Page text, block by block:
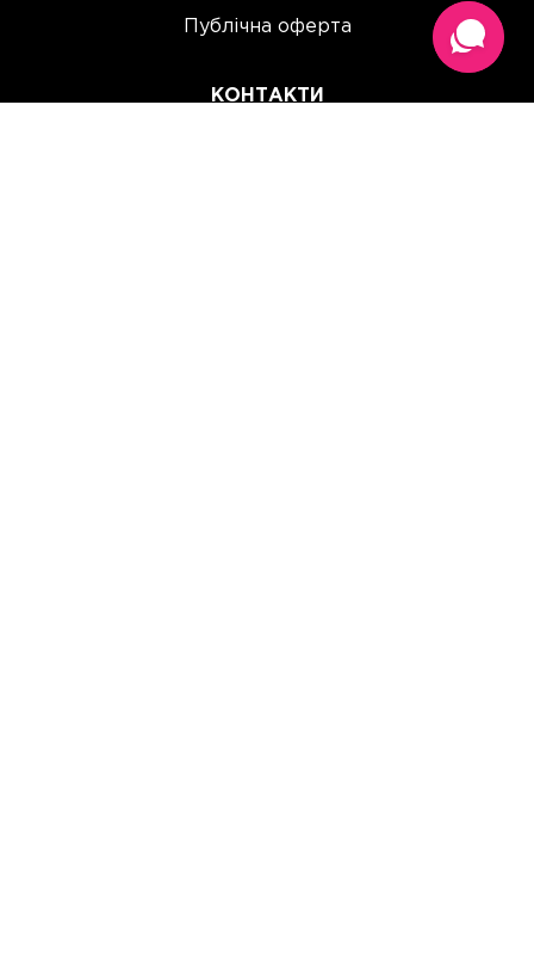
Публічна оферта
КОНТАКТИ